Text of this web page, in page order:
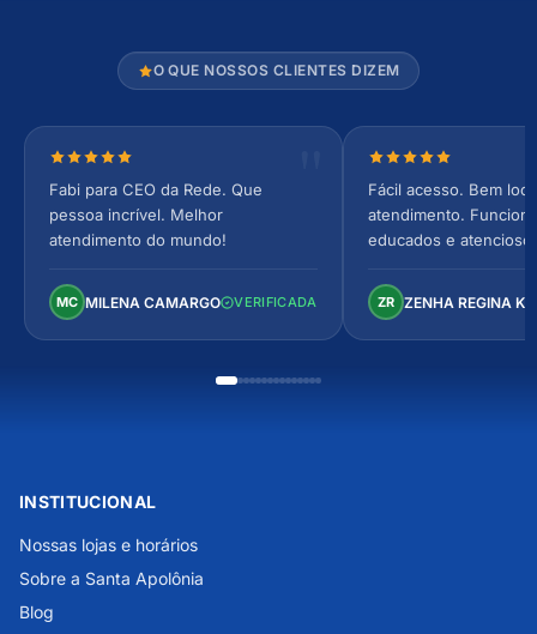
O QUE NOSSOS CLIENTES DIZEM
Nota 5 de 5 estrelas
Fabi para CEO da Rede. Que
pessoa incrível. Melhor
atendimento do mundo!
MC MILENA CAMARGO VERIFICADA
Nota 5 de 5
Fácil acesso. Bem
atendimento.
educados e
Perfeito!
ZR ZENHA REGINA
INSTITUCIONAL
Nossas lojas e horários
Sobre a Santa Apolônia
Blog